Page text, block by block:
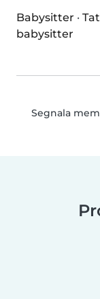
Babysitter ·
babysitter
Segnala